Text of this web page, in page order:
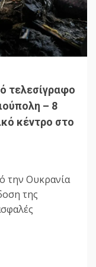
τελεσίγραφο
– 8
κέντρο στο
την Ουκρανία
της